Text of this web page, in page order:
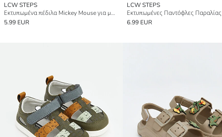
LCW STEPS
Εκτυπωμένα πέδιλα Mickey Mouse για μωρό αγόρι
5.99 EUR
LCW STEPS
6.99 EUR